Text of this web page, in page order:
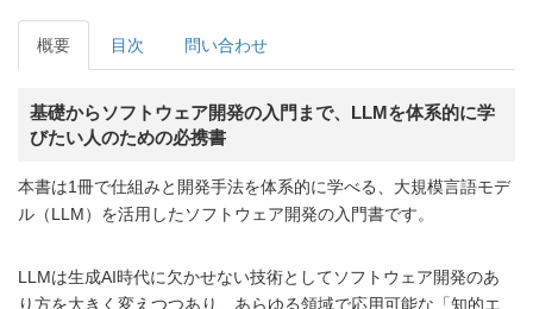
概要 目次 問い合わせ
基礎からソフトウェア開発の入門まで、LLMを体系的に学
びたい人のための必携書
本書は1冊で仕組みと開発手法を体系的に学べる、大規模言語モデ
ル（LLM）を活用したソフトウェア開発の入門書です。
LLMは生成AI時代に欠かせない技術としてソフトウェア開発のあ
り方を大きく変えつつあり、あらゆる領域で応用可能な「知的エ